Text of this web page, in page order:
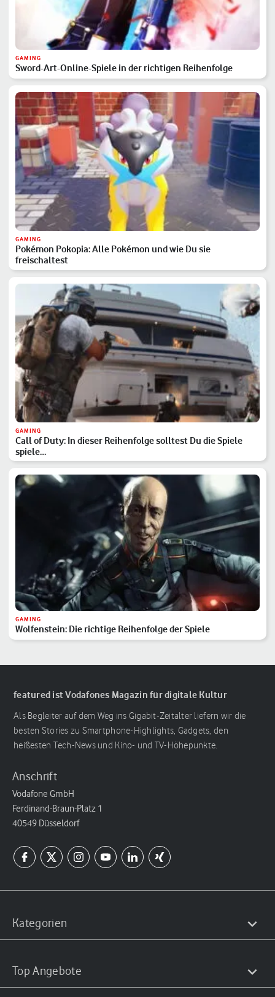
GAMING
Sword-Art-Online-Spiele in der richtigen Reihenfolge
GAMING
Pokémon Pokopia: Alle Pokémon und wie Du sie
freischaltest
GAMING
Call of Duty: In dieser Reihenfolge solltest Du die Spiele
spiele…
GAMING
Wolfenstein: Die richtige Reihenfolge der Spiele
featured ist Vodafones Magazin für digitale Kultur
Als Begleiter auf dem Weg ins Gigabit-Zeitalter liefern wir die
besten Stories zu Smartphone-Highlights, Gadgets, den
heißesten Tech-News und Kino- und TV-Höhepunkte.
Anschrift
Vodafone GmbH
Ferdinand-Braun-Platz 1
40549 Düsseldorf
Kategorien
Top Angebote